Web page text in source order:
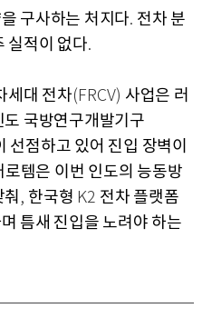
구사하는 처지다. 전차 분
실적이 없다.
세대 전차(FRCV) 사업은 러
국방연구개발기구
선점하고 있어 진입 장벽이
로템은 이번 인도의 능동방
, 한국형 K2 전차 플랫폼
틈새 진입을 노려야 하는